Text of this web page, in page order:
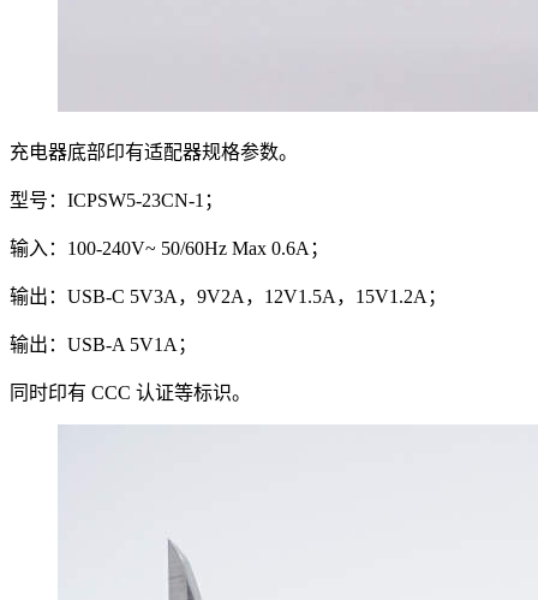
充电器底部印有适配器规格参数。
型号：ICPSW5-23CN-1；
输入：100-240V~ 50/60Hz Max 0.6A；
输出：USB-C 5V3A，9V2A，12V1.5A，15V1.2A；
输出：USB-A 5V1A；
同时印有 CCC 认证等标识。